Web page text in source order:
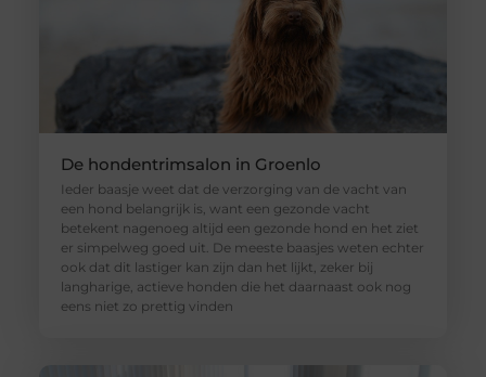
De hondentrimsalon in Groenlo
Ieder baasje weet dat de verzorging van de vacht van
een hond belangrijk is, want een gezonde vacht
betekent nagenoeg altijd een gezonde hond en het ziet
er simpelweg goed uit. De meeste baasjes weten echter
ook dat dit lastiger kan zijn dan het lijkt, zeker bij
langharige, actieve honden die het daarnaast ook nog
eens niet zo prettig vinden